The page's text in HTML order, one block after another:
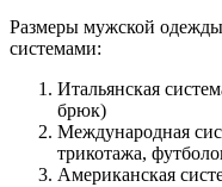
Размеры мужской
системами:
Итальянская
брюк)
Международная
трикотажа,
Американская